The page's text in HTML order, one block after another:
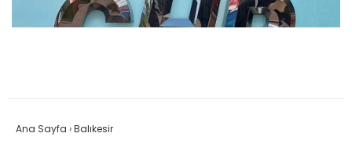
Ana Sayfa ›Balıkesir